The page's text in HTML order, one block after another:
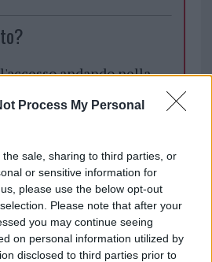
Process My Personal
sale, sharing to third parties, or
or sensitive information for
please use the below opt-out
Please note that after your
you may continue seeing
on personal information utilized by
disclosed to third parties prior to
andando nella
Olbia
in tempo reale?
nel canale telegram di